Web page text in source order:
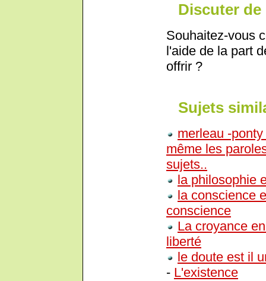
Discuter de
Souhaitez-vous
l'aide de la part
offrir ?
Sujets
merleau -
même les
sujets..
la philosophie
la conscience
conscience
La croyance
liberté
le doute est il
- L'existence